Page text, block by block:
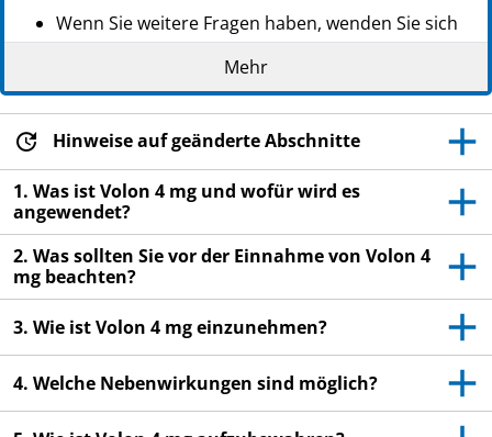
Wenn Sie weitere Fragen haben, wenden Sie sich
an Ihren Arzt oder Apotheker.
Dieses Arzneimittel wurde Ihnen persönlich
verschrieben. Geben Sie es nicht an Dritte weiter.
Es kann anderen Menschen schaden, auch wenn
diese die gleichen Beschwerden haben wie Sie.
Wenn Sie Nebenwirkungen bemerken, wenden Sie
sich an Ihren Arzt oder Apotheker. Dies gilt auch
für Nebenwirkungen, die nicht in dieser
Packungsbeilage angegeben sind. Siehe Abschnitt
Mehr
Hinweise auf geänderte Abschnitte
1. Was ist Volon 4 mg und wofür wird es
angewendet?
2. Was sollten Sie vor der Einnahme von Volon 4
mg beachten?
3. Wie ist Volon 4 mg einzunehmen?
4. Welche Nebenwirkungen sind möglich?